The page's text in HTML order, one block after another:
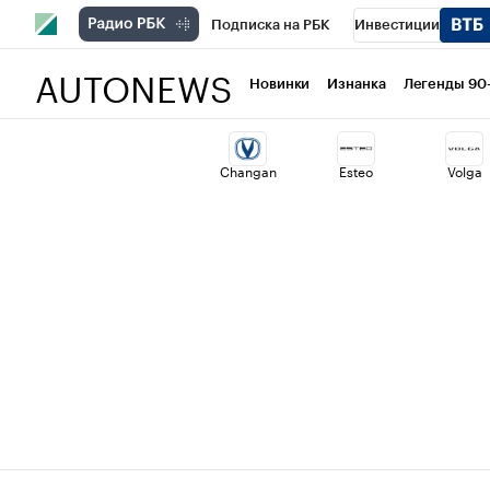
Подписка на РБК Инвестиции
Национальные проекты Город
Кредитные рейтинги Франшизы
AUTONEWS Новинки Изнанка Легенды
Changan Esteo Volga